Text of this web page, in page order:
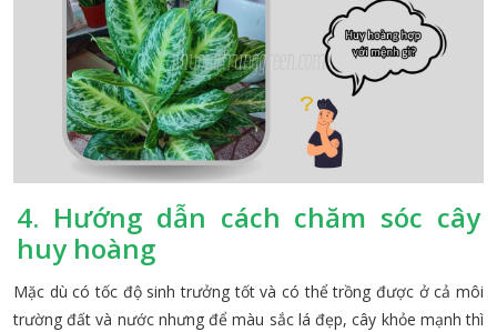
4. Hướng dẫn cách chăm sóc cây
huy hoàng
Mặc dù có tốc độ sinh trưởng tốt và có thể trồng được ở cả môi
trường đất và nước nhưng để màu sắc lá đẹp, cây khỏe mạnh thì